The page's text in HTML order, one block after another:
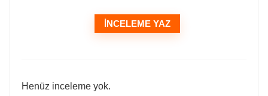
İNCELEME YAZ
Henüz inceleme yok.